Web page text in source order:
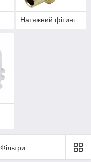
Натяжний фітинг
Фільтри